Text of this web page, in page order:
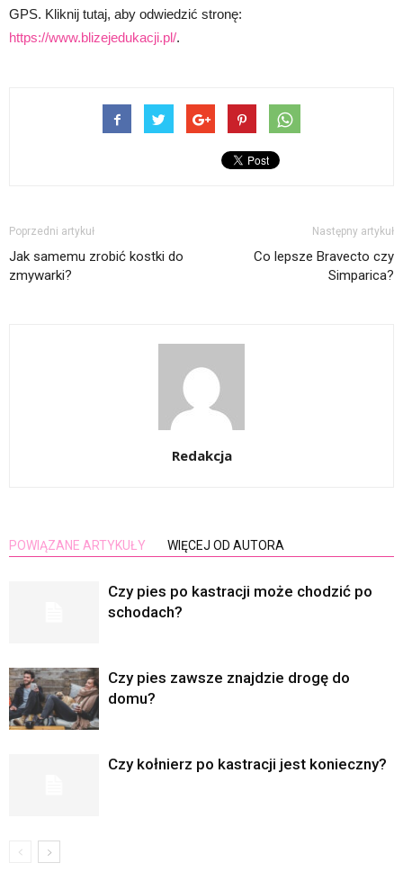
GPS. Kliknij tutaj, aby odwiedzić stronę:
https://www.blizejedukacji.pl/.
Poprzedni artykuł
Jak samemu zrobić kostki do
zmywarki?
Następny artykuł
Co lepsze Bravecto czy
Simparica?
Redakcja
POWIĄZANE ARTYKUŁY WIĘCEJ OD AUTORA
Czy pies po kastracji może chodzić po
schodach?
Czy pies zawsze znajdzie drogę do
domu?
Czy kołnierz po kastracji jest konieczny?